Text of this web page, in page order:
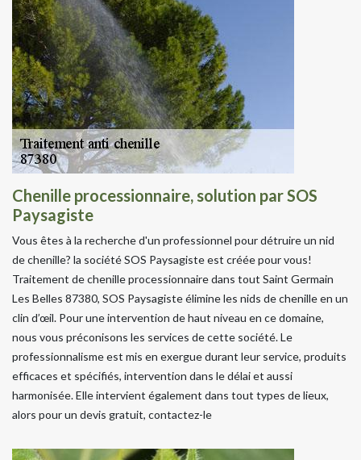
Chenille processionnaire, solution par SOS
Paysagiste
Vous êtes à la recherche d'un professionnel pour détruire un nid
de chenille? la société SOS Paysagiste est créée pour vous!
Traitement de chenille processionnaire dans tout Saint Germain
Les Belles 87380, SOS Paysagiste élimine les nids de chenille en un
clin d’œil. Pour une intervention de haut niveau en ce domaine,
nous vous préconisons les services de cette société. Le
professionnalisme est mis en exergue durant leur service, produits
efficaces et spécifiés, intervention dans le délai et aussi
harmonisée. Elle intervient également dans tout types de lieux,
alors pour un devis gratuit, contactez-le